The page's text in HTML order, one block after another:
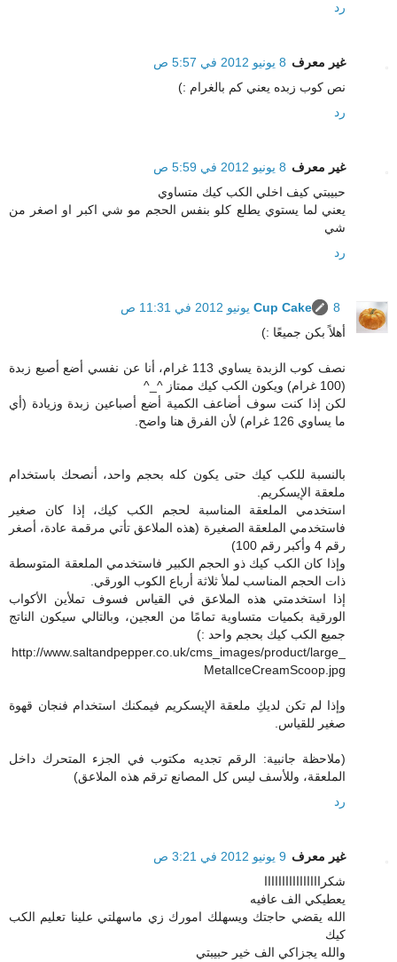
رد
غير معرف 8 يونيو 2012 في 5:57 ص
نص كوب زبده يعني كم بالغرام :)
رد
غير معرف 8 يونيو 2012 في 5:59 ص
حبيبتي كيف اخلي الكب كيك متساوي
يعني لما يستوي يطلع كلو بنفس الحجم مو شي اكبر او اصغر من
شي
رد
Cup Cake
8 يونيو 2012 في 11:31 ص
أهلاً بكن جميعًا :)
نصف كوب الزبدة يساوي 113 غرام، أنا عن نفسي أضع أصبع زبدة
(100 غرام) ويكون الكب كيك ممتاز ^_^
لكن إذا كنت سوف أضاعف الكمية أضع أصباعين زبدة وزيادة (أي
ما يساوي 126 غرام) لأن الفرق هنا واضح.
بالنسبة للكب كيك حتى يكون كله بحجم واحد، أنصحك باستخدام
ملعقة الإيسكريم.
استخدمي الملعقة المناسبة لحجم الكب كيك، إذا كان صغير
فاستخدمي الملعقة الصغيرة (هذه الملاعق تأتي مرقمة عادة، أصغر
رقم 4 وأكبر رقم 100)
وإذا كان الكب كيك ذو الحجم الكبير فاستخدمي الملعقة المتوسطة
ذات الحجم المناسب لملأ ثلاثة أرباع الكوب الورقي.
إذا استخدمتي هذه الملاعق في القياس فسوف تملأين الأكواب
الورقية بكميات متساوية تمامًا من العجين، وبالتالي سيكون الناتج
جميع الكب كيك بحجم واحد :)
http://www.saltandpepper.co.uk/cms_images/product/large_
MetalIceCreamScoop.jpg
وإذا لم تكن لديكِ ملعقة الإيسكريم فيمكنك استخدام فنجان قهوة
صغير للقياس.
(ملاحظة جانبية: الرقم تجديه مكتوب في الجزء المتحرك داخل
الملعقة، وللأسف ليس كل المصانع ترقم هذه الملاعق)
رد
غير معرف 9 يونيو 2012 في 3:21 ص
شكراااااااااااااااا
يعطيكي الف عافيه
الله يقضي حاجتك ويسهلك امورك زي ماسهلتي علينا تعليم الكب
كيك
والله يجزاكي الف خير حبيبتي